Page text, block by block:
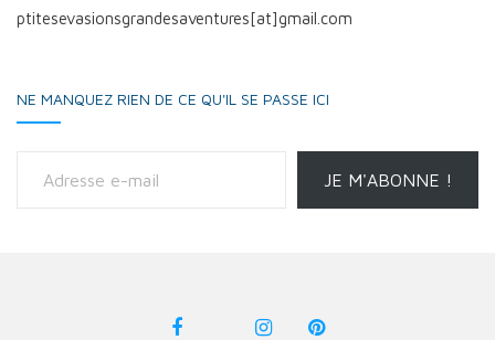
ptitesevasionsgrandesaventures[at]gmail.com
NE MANQUEZ RIEN DE CE QU'IL SE PASSE ICI
JE M'ABONNE !